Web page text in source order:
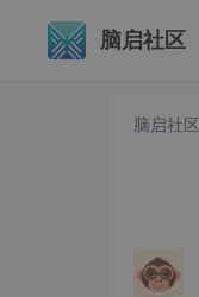
脑启社区
脑启社区